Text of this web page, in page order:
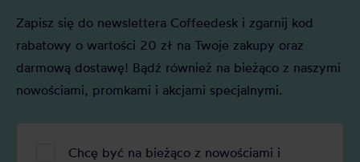
Zapisz się do newslettera Coffeedesk i zgarnij kod
rabatowy o wartości 20 zł na Twoje zakupy oraz
darmową dostawę! Bądź również na bieżąco z naszymi
nowościami, promkami i akcjami specjalnymi.
Chcę być na bieżąco z nowościami i